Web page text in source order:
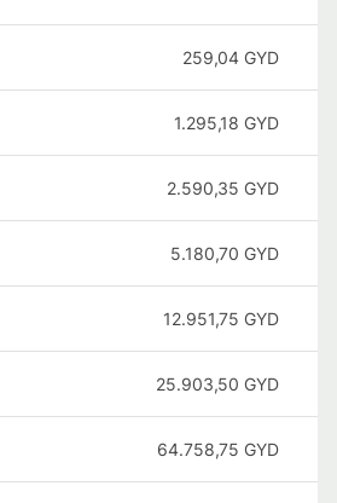
259,04 GYD
1.295,18 GYD
2.590,35 GYD
5.180,70 GYD
12.951,75 GYD
25.903,50 GYD
64.758,75 GYD